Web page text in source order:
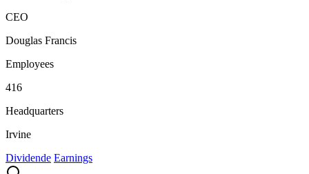
CEO
Douglas Francis
Employees
416
Headquarters
Irvine
Dividende Earnings